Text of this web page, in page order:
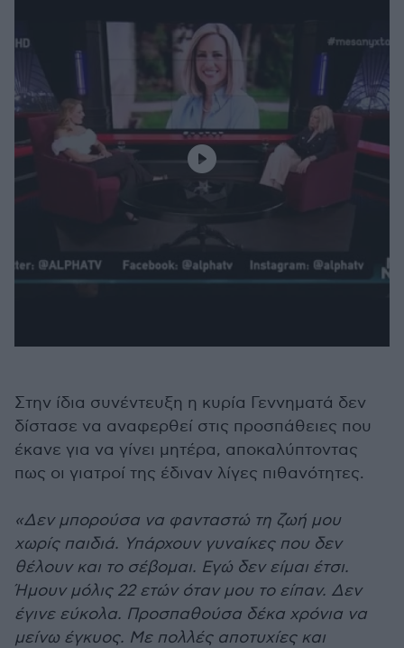
Στην ίδια συνέντευξη η κυρία Γεννηματά δεν
δίστασε να αναφερθεί στις προσπάθειες που
έκανε για να γίνει μητέρα, αποκαλύπτοντας
πως οι γιατροί της έδιναν λίγες πιθανότητες.
«Δεν μπορούσα να φανταστώ τη ζωή μου
χωρίς παιδιά. Υπάρχουν γυναίκες που δεν
θέλουν και το σέβομαι. Εγώ δεν είμαι έτσι.
Ήμουν μόλις 22 ετών όταν μου το είπαν. Δεν
έγινε εύκολα. Προσπαθούσα δέκα χρόνια να
μείνω έγκυος. Με πολλές αποτυχίες και